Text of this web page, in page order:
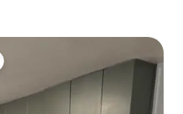
les plus aimés